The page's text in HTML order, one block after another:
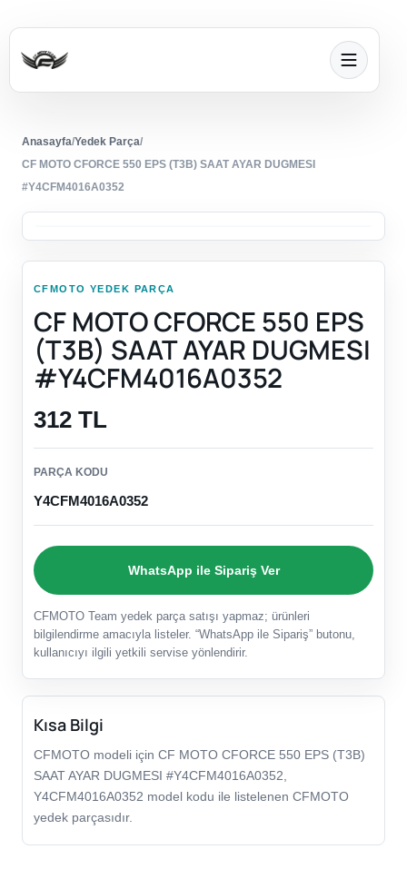
Anasayfa/Yedek Parça/
CF MOTO CFORCE 550 EPS (T3B) SAAT AYAR DUGMESI
#Y4CFM4016A0352
CFMOTO YEDEK PARÇA
CF MOTO CFORCE 550 EPS
(T3B) SAAT AYAR DUGMESI
#Y4CFM4016A0352
312 TL
PARÇA KODU
Y4CFM4016A0352
WhatsApp ile Sipariş Ver
CFMOTO Team yedek parça satışı yapmaz; ürünleri
bilgilendirme amacıyla listeler. “WhatsApp ile Sipariş” butonu,
kullanıcıyı ilgili yetkili servise yönlendirir.
Kısa Bilgi
CFMOTO modeli için CF MOTO CFORCE 550 EPS (T3B)
SAAT AYAR DUGMESI #Y4CFM4016A0352,
Y4CFM4016A0352 model kodu ile listelenen CFMOTO
yedek parçasıdır.